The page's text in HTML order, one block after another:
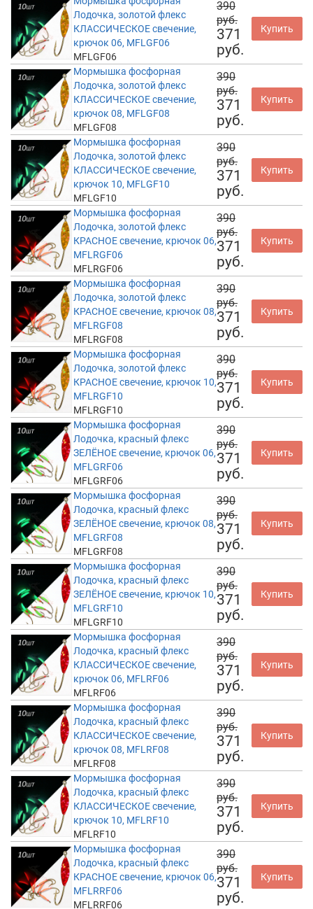
Лодочка, золотой флекс
КЛАССИЧЕСКОЕ свечение,
крючок 06, MFLGF06
MFLGF06
390
руб.
371
руб.
Купить
Мормышка фосфорная
Лодочка, золотой флекс
КЛАССИЧЕСКОЕ свечение,
крючок 08, MFLGF08
MFLGF08
390
руб.
371
руб.
Купить
Мормышка фосфорная
Лодочка, золотой флекс
КЛАССИЧЕСКОЕ свечение,
крючок 10, MFLGF10
MFLGF10
390
руб.
371
руб.
Купить
Мормышка фосфорная
Лодочка, золотой флекс
КРАСНОЕ свечение, крючок 06,
MFLRGF06
MFLRGF06
390
руб.
371
руб.
Купить
Мормышка фосфорная
Лодочка, золотой флекс
КРАСНОЕ свечение, крючок 08,
MFLRGF08
MFLRGF08
390
руб.
371
руб.
Купить
Мормышка фосфорная
Лодочка, золотой флекс
КРАСНОЕ свечение, крючок 10,
MFLRGF10
MFLRGF10
390
руб.
371
руб.
Купить
Мормышка фосфорная
Лодочка, красный флекс
ЗЕЛЁНОЕ свечение, крючок 06,
MFLGRF06
MFLGRF06
390
руб.
371
руб.
Купить
Мормышка фосфорная
Лодочка, красный флекс
ЗЕЛЁНОЕ свечение, крючок 08,
MFLGRF08
MFLGRF08
390
руб.
371
руб.
Купить
Мормышка фосфорная
Лодочка, красный флекс
ЗЕЛЁНОЕ свечение, крючок 10,
MFLGRF10
MFLGRF10
390
руб.
371
руб.
Купить
Мормышка фосфорная
Лодочка, красный флекс
КЛАССИЧЕСКОЕ свечение,
крючок 06, MFLRF06
MFLRF06
390
руб.
371
руб.
Купить
Мормышка фосфорная
Лодочка, красный флекс
КЛАССИЧЕСКОЕ свечение,
крючок 08, MFLRF08
MFLRF08
390
руб.
371
руб.
Купить
Мормышка фосфорная
Лодочка, красный флекс
КЛАССИЧЕСКОЕ свечение,
крючок 10, MFLRF10
MFLRF10
390
руб.
371
руб.
Купить
Мормышка фосфорная
Лодочка, красный флекс
КРАСНОЕ свечение, крючок 06,
MFLRRF06
MFLRRF06
390
руб.
371
руб.
Купить